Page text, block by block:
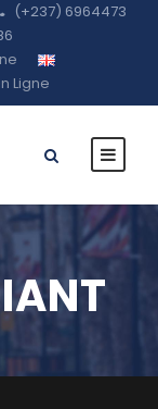
(+237) 6964473
Ligne